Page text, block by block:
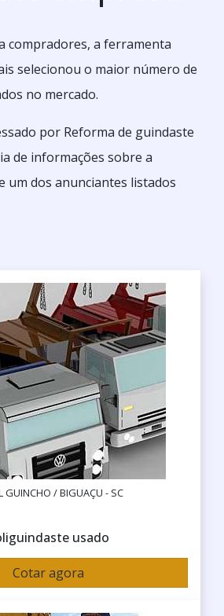
compradores, a ferramenta
selecionou o maior número de
no mercado.
por Reforma de guindaste
de informações sobre a
um dos anunciantes listados
GUINCHO / BIGUAÇU - SC
usado
Cotar agora